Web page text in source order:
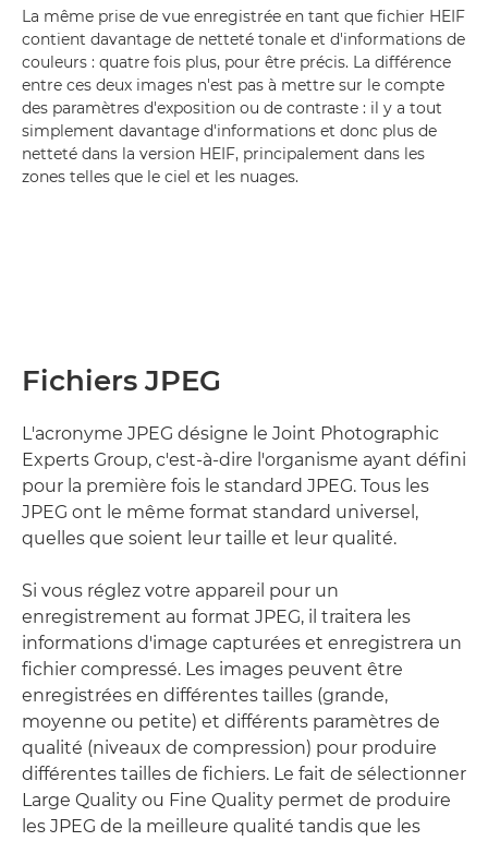
La même prise de vue enregistrée en tant que fichier HEIF
contient davantage de netteté tonale et d'informations de
couleurs : quatre fois plus, pour être précis. La différence
entre ces deux images n'est pas à mettre sur le compte
des paramètres d'exposition ou de contraste : il y a tout
simplement davantage d'informations et donc plus de
netteté dans la version HEIF, principalement dans les
zones telles que le ciel et les nuages.
Fichiers JPEG
L'acronyme JPEG désigne le Joint Photographic
Experts Group, c'est-à-dire l'organisme ayant défini
pour la première fois le standard JPEG. Tous les
JPEG ont le même format standard universel,
quelles que soient leur taille et leur qualité.
Si vous réglez votre appareil pour un
enregistrement au format JPEG, il traitera les
informations d'image capturées et enregistrera un
fichier compressé. Les images peuvent être
enregistrées en différentes tailles (grande,
moyenne ou petite) et différents paramètres de
qualité (niveaux de compression) pour produire
différentes tailles de fichiers. Le fait de sélectionner
Large Quality ou Fine Quality permet de produire
les JPEG de la meilleure qualité tandis que les